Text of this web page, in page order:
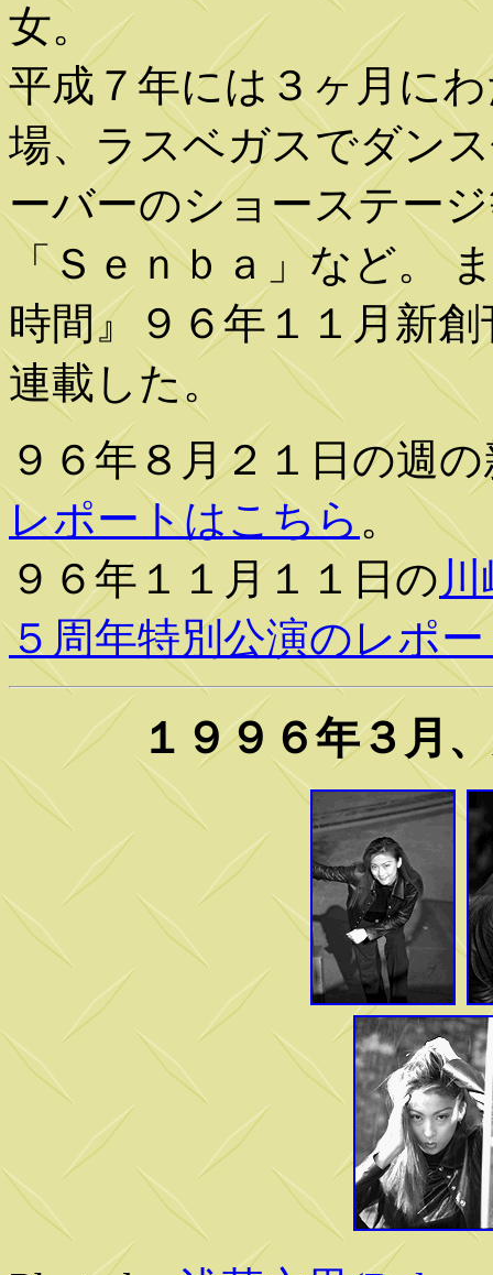
女。
平成７年には３ヶ月に
場、ラスベガスでダン
ーバーのショーステー
「Ｓｅｎｂａ」など。
時間』９６年１１月新
連載した。
９６年８月２１日の週
レポートはこちら 。
９６年１１月１１日の
５周年特別公演のレポ
１９９６年３月